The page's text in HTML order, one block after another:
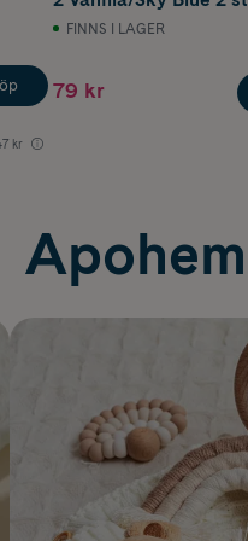
kr
FINNS I LAGER
79 kr